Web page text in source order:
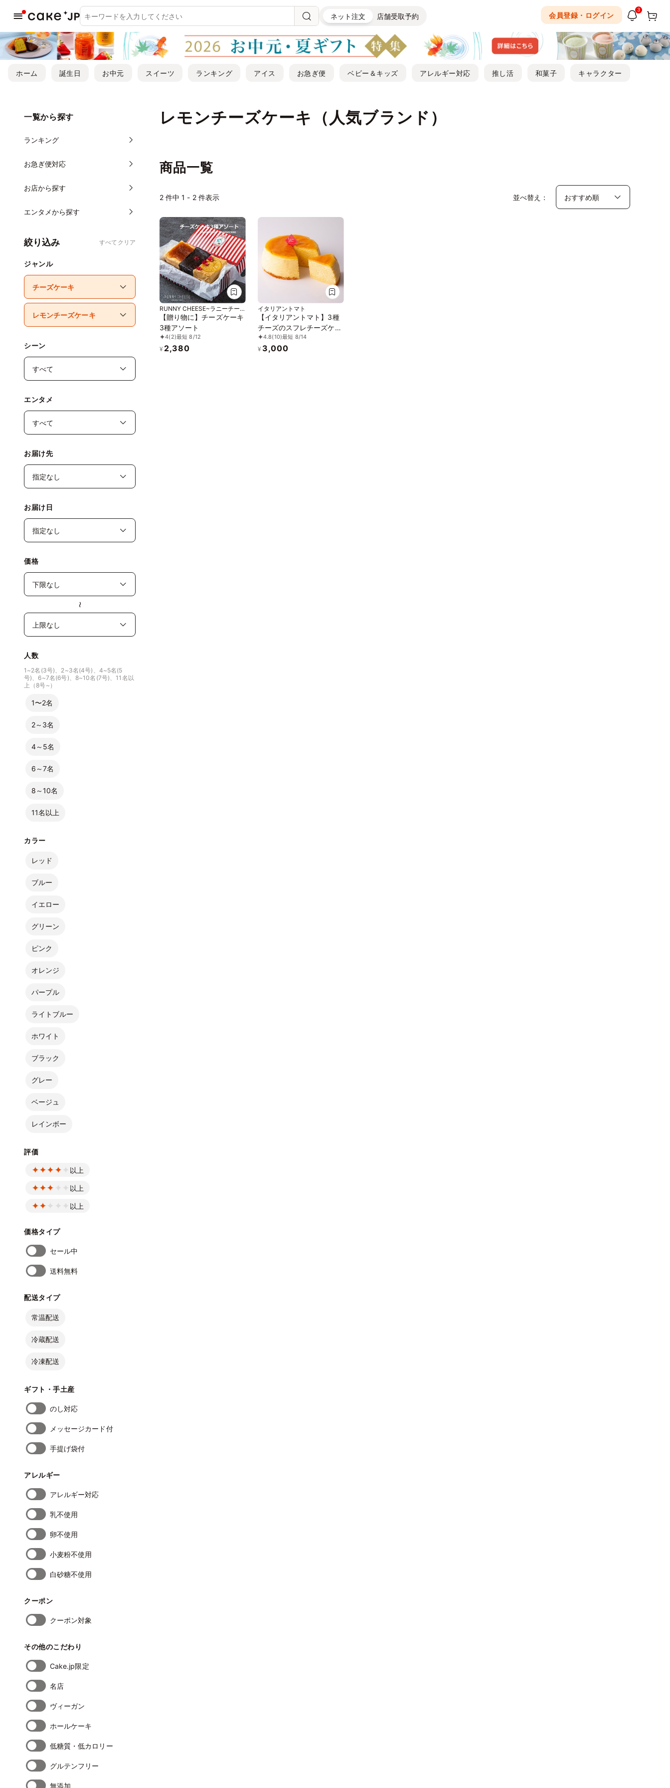
ネット注文 店舗受取予約 会員登録・ログイン
3
ホーム 誕生日 お中元 スイーツ ランキング アイス お急ぎ便 ベビー＆キッズ アレルギー対応 推し活 和菓子 キャラクター
レモンチーズケーキ（人気ブランド）
一覧から探す
ランキング
お急ぎ便対応
お店から探す
エンタメから探す
絞り込み すべてクリア
ジャンル
シーン
エンタメ
お届け先
お届け日
価格
〜
人数
1~2名(3号)、2~3名(4号)、4~5名(5
号)、6~7名(6号)、8~10名(7号)、11名以
上（8号~）
1〜2名
2～3名
4～5名
6～7名
8～10名
11名以上
カラー
レッド
ブルー
イエロー
グリーン
ピンク
オレンジ
パープル
ライトブルー
ホワイト
ブラック
グレー
ベージュ
レインボー
評価
以上
以上
以上
価格タイプ
セール中
送料無料
配送タイプ
常温配送
冷蔵配送
冷凍配送
ギフト・手土産
のし対応
メッセージカード付
手提げ袋付
アレルギー
アレルギー対応
乳不使用
卵不使用
小麦粉不使用
白砂糖不使用
クーポン
クーポン対象
その他のこだわり
Cake.jp限定
名店
ヴィーガン
ホールケーキ
低糖質・低カロリー
グルテンフリー
無添加
商品一覧
2 件中 1 - 2 件表示 並べ替え：
RUNNY CHEESE~ラニーチー
ズ~
【贈り物に】チーズケーキ
3種アソート
4(2)最短 8/12
¥ 2,380
イタリアントマト
【イタリアントマト】3種
チーズのスフレチーズケー
キ 5号(15cm)
4.8(10)最短 8/14
¥ 3,000